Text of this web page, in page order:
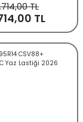
TL
TL